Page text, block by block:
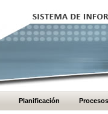
Planificación Procesos